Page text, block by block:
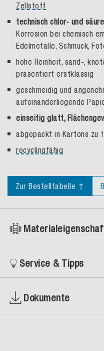
Zellstoff
technisch chlor- und
Korrosion bei chemisch
Edelmetalle, Schmuck,
hohe Reinheit, sand-,
präsentiert erstklassig
geschmeidig und
aufeinanderliegende
einseitig glatt,
abgepackt in Kartons zu
recyclingfähig
Zur Bestelltabelle ↑
Service & Tipps
Dokumente